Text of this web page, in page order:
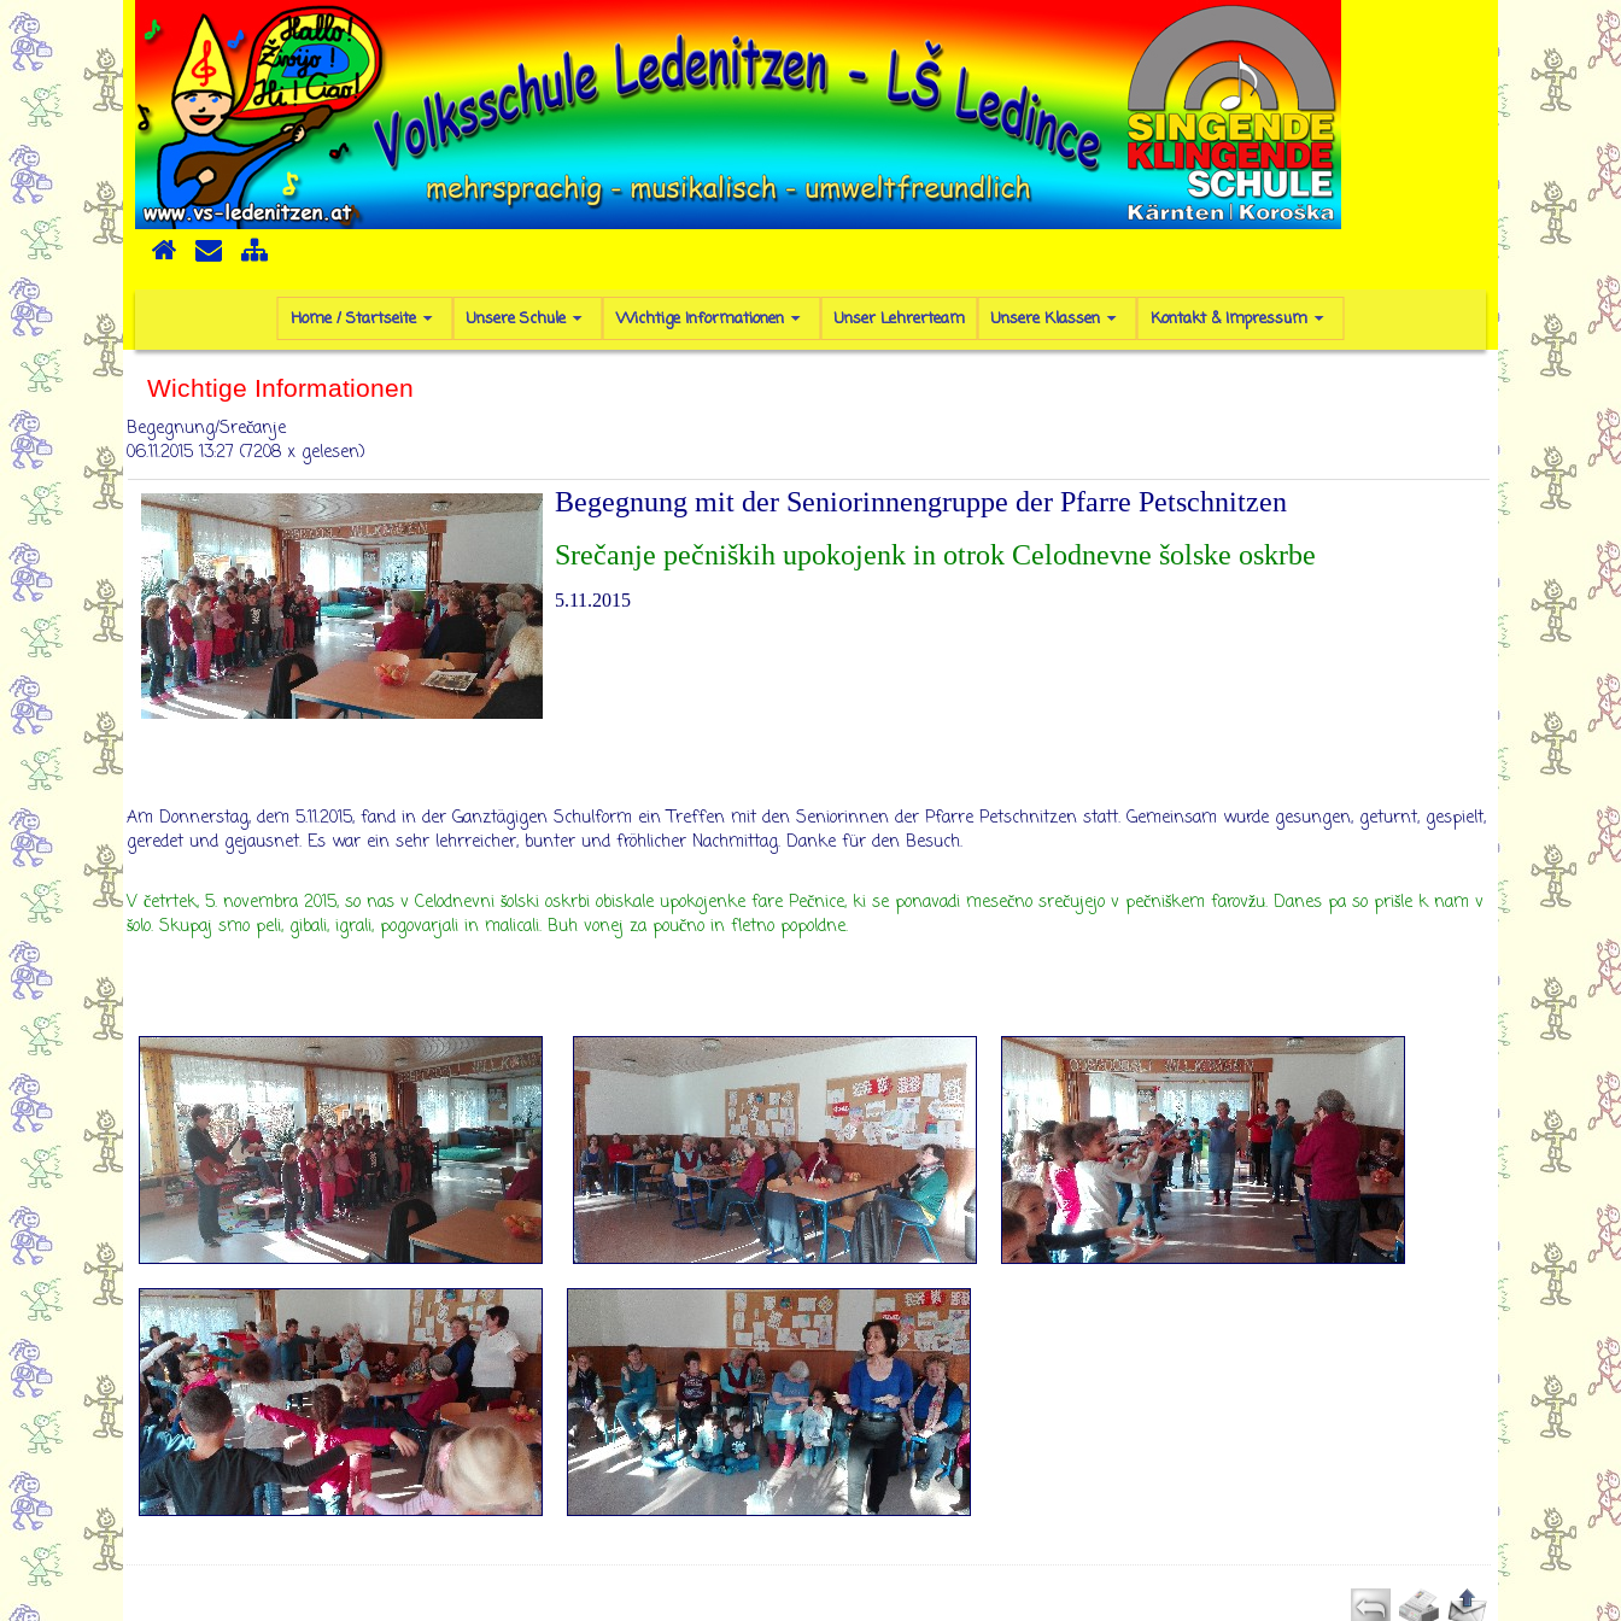
Home / Startseite Unsere Schule Wichtige Informationen Unser Lehrerteam Unsere Klassen Kontakt & Impressum
Wichtige Informationen
Begegnung/Srečanje
06.11.2015 13:27 (7208 x gelesen)
Begegnung mit der Seniorinnengruppe der Pfarre Petschnitzen
Srečanje pečniških upokojenk in otrok Celodnevne šolske oskrbe
5.11.2015
Am Donnerstag, dem 5.11.2015, fand in der Ganztägigen Schulform ein Treffen mit den Seniorinnen der Pfarre Petschnitzen statt. Gemeinsam wurde gesungen, geturnt, gespielt,
geredet und gejausnet. Es war ein sehr lehrreicher, bunter und fröhlicher Nachmittag. Danke für den Besuch.
V četrtek, 5. novembra 2015, so nas v Celodnevni šolski oskrbi obiskale upokojenke fare Pečnice, ki se ponavadi mesečno srečujejo v pečniškem farovžu. Danes pa so prišle k nam v
šolo. Skupaj smo peli, gibali, igrali, pogovarjali in malicali. Buh vonej za poučno in fletno popoldne.